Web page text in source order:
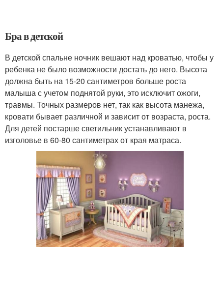
Бра в детской
В детской спальне ночник вешают над кроватью, чтобы у
ребенка не было возможности достать до него. Высота
должна быть на 15-20 сантиметров больше роста
малыша с учетом поднятой руки, это исключит ожоги,
травмы. Точных размеров нет, так как высота манежа,
кровати бывает различной и зависит от возраста, роста.
Для детей постарше светильник устанавливают в
изголовье в 60-80 сантиметрах от края матраса.